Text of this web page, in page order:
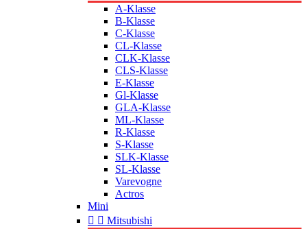
A-Klasse
B-Klasse
C-Klasse
CL-Klasse
CLK-Klasse
CLS-Klasse
E-Klasse
Gl-Klasse
GLA-Klasse
ML-Klasse
R-Klasse
S-Klasse
SLK-Klasse
SL-Klasse
Varevogne
Actros
Mini
  Mitsubishi